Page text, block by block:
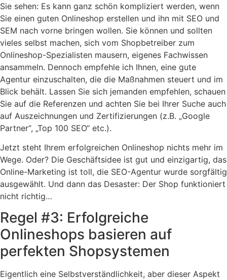
Sie sehen: Es kann ganz schön kompliziert werden, wenn
Sie einen guten Onlineshop erstellen und ihn mit SEO und
SEM nach vorne bringen wollen. Sie können und sollten
vieles selbst machen, sich vom Shopbetreiber zum
Onlineshop-Spezialisten mausern, eigenes Fachwissen
ansammeln. Dennoch empfehle ich Ihnen, eine gute
Agentur einzuschalten, die die Maßnahmen steuert und im
Blick behält. Lassen Sie sich jemanden empfehlen, schauen
Sie auf die Referenzen und achten Sie bei Ihrer Suche auch
auf Auszeichnungen und Zertifizierungen (z.B. „Google
Partner“, „Top 100 SEO“ etc.).
Jetzt steht Ihrem erfolgreichen Onlineshop nichts mehr im
Wege. Oder? Die Geschäftsidee ist gut und einzigartig, das
Online-Marketing ist toll, die SEO-Agentur wurde sorgfältig
ausgewählt. Und dann das Desaster: Der Shop funktioniert
nicht richtig…
Regel #3: Erfolgreiche
Onlineshops basieren auf
perfekten Shopsystemen
Eigentlich eine Selbstverständlichkeit, aber dieser Aspekt